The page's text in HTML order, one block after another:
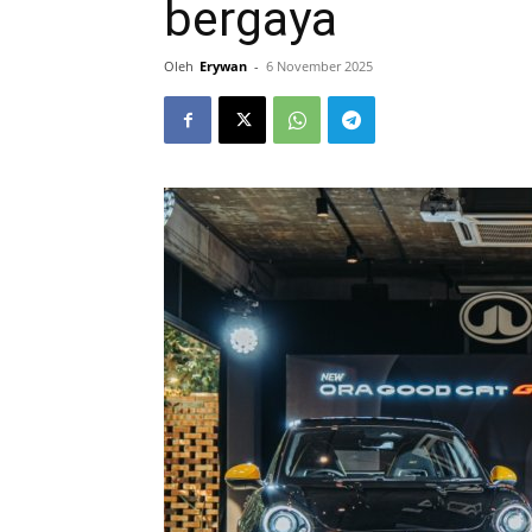
bergaya
Oleh Erywan - 6 November 2025